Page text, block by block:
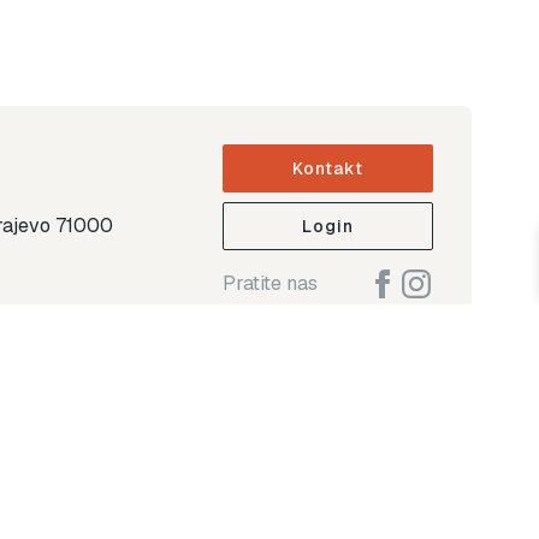
71000
Kontakt
Login
Pratite nas